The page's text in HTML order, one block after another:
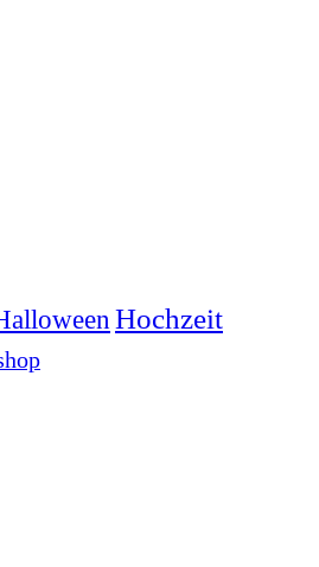
Hochzeit